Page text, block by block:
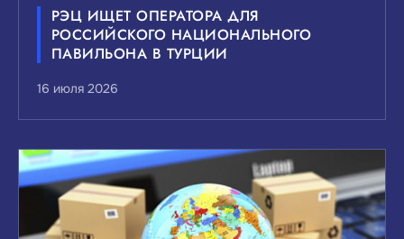
РЭЦ ИЩЕТ ОПЕРАТОРА ДЛЯ
РОССИЙСКОГО НАЦИОНАЛЬНОГО
ПАВИЛЬОНА В ТУРЦИИ
16 июля 2026